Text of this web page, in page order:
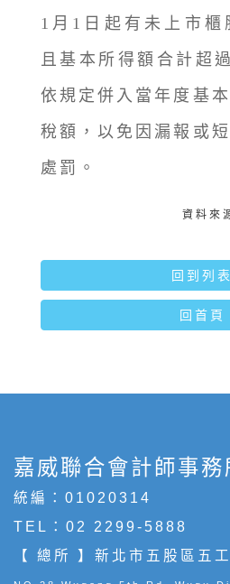
1月1日起有未上市櫃
且基本所得額合計超
依規定併入當年度基
稅額，以免因漏報或
處罰。
資料來
回到列表
回首頁
嘉威聯合會計師事務
統編：01020314
TEL： 02 2299-5888
【 總所 】新北市五股區五